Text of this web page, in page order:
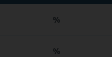
%
%